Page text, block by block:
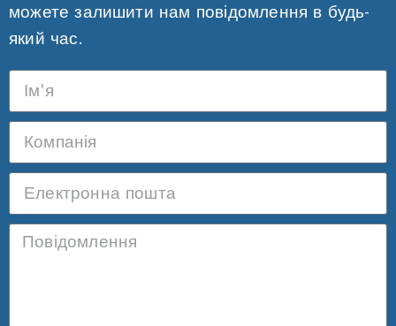
можете залишити нам повідомлення в будь-
який час.